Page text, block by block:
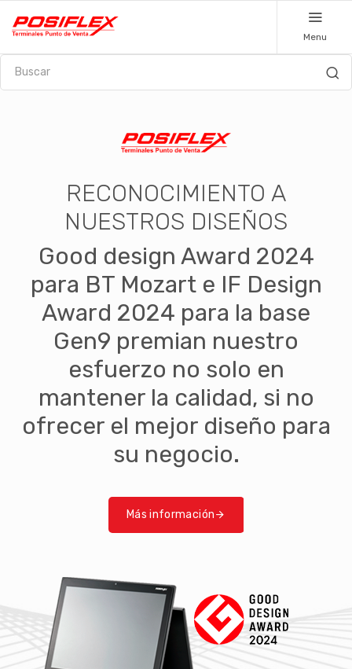
Menu
GAMA DE KIOSKOS POSIFLEX
Kioskos desde 15.6" hasta 32".
Gran variedad de formatos,
tamaños y procesadores
tanto en base Windows como
Android.
Más información